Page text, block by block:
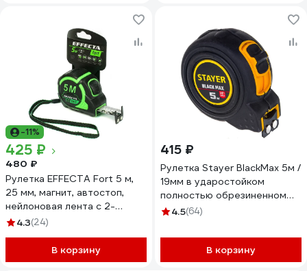
-11%
425 ₽
480 ₽
Рулетка EFFECTA Fort 5 м,
25 мм, магнит, автостоп,
нейлоновая лента с 2-
сторонней шкалой 581525
4.3(24)
В корзину
415 ₽
Рулетка Stayer BlackMax 5м /
19мм в ударостойком
полностью обрезиненном
корпусе и двумя
4.5(64)
В корзину